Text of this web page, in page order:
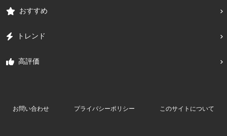
おすすめ
トレンド
高評価
お問い合わせ プライバシーポリシー このサイトについて